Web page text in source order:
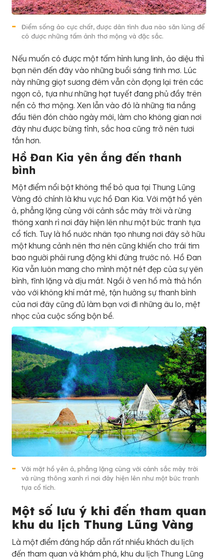
Điểm sống ảo cực chất, được dân tình đua nào săn lùng để
có được những tấm ảnh thơ mộng và đặc sắc.
Nếu muốn có được một tấm hình lung linh, ảo diệu thì
bạn nên đến đây vào những buổi sáng tinh mơ. Lúc
này những giọt sương đêm vẫn còn đọng lại trên các
ngọn cỏ, tựa như những hạt tuyết đang phủ đầy trên
nền cỏ thơ mộng. Xen lẫn vào đó là những tia nắng
đầu tiên đón chào ngày mới, làm cho không gian nơi
đây như được bừng tỉnh, sắc hoa cũng trở nên tươi
tắn hơn.
Hồ Đan Kia yên ắng đến thanh
bình
Một điểm nổi bật không thể bỏ qua tại Thung Lũng
Vàng đó chính là khu vực hồ Đan Kia. Với mặt hồ yên
ả, phẳng lặng cùng với cảnh sắc mây trời và rừng
thông xanh rì nơi đây hiện lên như một bức tranh tựa
cổ tích. Tuy là hồ nước nhân tạo nhưng nơi đây sở hữu
một khung cảnh nên thơ nên cũng khiến cho trái tim
bao người phải rung động khi đứng trước nó. Hồ Đan
Kia vẫn luôn mang cho mình một nét đẹp của sự yên
bình, tĩnh lặng và dịu mát. Ngồi ở ven hồ mà thả hồn
vào với không khí mát mẻ, tận hưởng sự thanh bình
của nơi đây cũng đủ làm bạn vơi đi những âu lo, mệt
nhọc của cuộc sống bộn bề.
Với mặt hồ yên ả, phẳng lặng cùng với cảnh sắc mây trời
và rừng thông xanh rì nơi đây hiện lên như một bức tranh
tựa cổ tích.
Một số lưu ý khi đến tham quan
khu du lịch Thung Lũng Vàng
Là một điểm đáng hấp dẫn rất nhiều khách du lịch
đến tham quan và khám phá, khu du lịch Thung Lũng